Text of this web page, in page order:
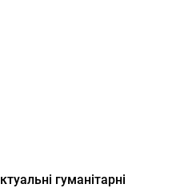
гуманітарні